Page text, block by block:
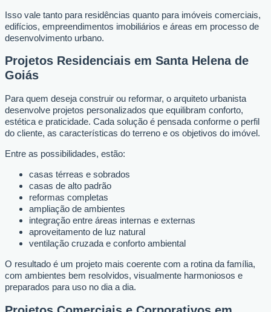
Isso vale tanto para residências quanto para imóveis comerciais,
edifícios, empreendimentos imobiliários e áreas em processo de
desenvolvimento urbano.
Projetos Residenciais em Santa Helena de
Goiás
Para quem deseja construir ou reformar, o arquiteto urbanista
desenvolve projetos personalizados que equilibram conforto,
estética e praticidade. Cada solução é pensada conforme o perfil
do cliente, as características do terreno e os objetivos do imóvel.
Entre as possibilidades, estão:
casas térreas e sobrados
casas de alto padrão
reformas completas
ampliação de ambientes
integração entre áreas internas e externas
aproveitamento de luz natural
ventilação cruzada e conforto ambiental
O resultado é um projeto mais coerente com a rotina da família,
com ambientes bem resolvidos, visualmente harmoniosos e
preparados para uso no dia a dia.